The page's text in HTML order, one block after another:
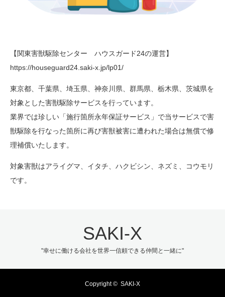
【関東害獣駆除センター ハウスガード24の運営】
https://houseguard24.saki-x.jp/lp01/
東京都、千葉県、埼玉県、神奈川県、群馬県、栃木県、茨城県を
対象とした害獣駆除サービスを行っています。
業界では珍しい「施行箇所永年保証サービス」で当サービスで害
獣駆除を行なった箇所に再び害獣被害に遭われた場合は無償で修
理補償いたします。
対象害獣はアライグマ、イタチ、ハクビシン、ネズミ、コウモリ
です。
SAKI-X
"幸せに働ける会社を世界一信頼できる仲間と一緒に"
Copyright © SAKI-X